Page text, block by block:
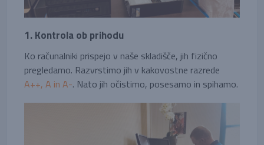
1. Kontrola ob prihodu
Ko računalniki prispejo v naše skladišče, jih fizično
pregledamo. Razvrstimo jih v kakovostne razrede
A++, A in A-. Nato jih očistimo, posesamo in spihamo.